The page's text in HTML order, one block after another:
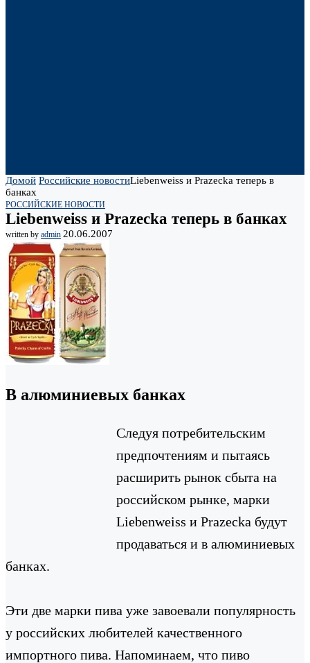
Домой Российские новостиLiebenweiss и Prazecka теперь в
банках
РОССИЙСКИЕ НОВОСТИ
Liebenweiss и Prazecka теперь в банках
written by admin 20.06.2007
В алюминиевых банках
Следуя потребительским
предпочтениям и пытаясь
расширить рынок сбыта на
российском рынке, марки
Liebenweiss и Prazecka будут
продаваться и в алюминиевых
банках.
Эти две марки пива уже завоевали популярность
у российских любителей качественного
импортного пива. Напоминаем, что пиво